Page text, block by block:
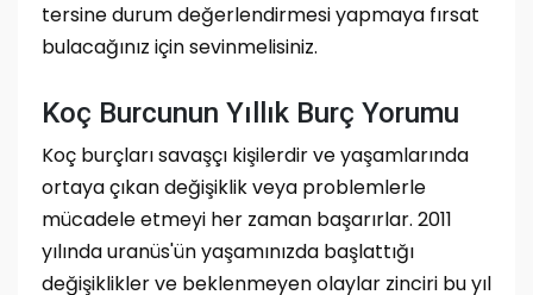
tersine durum değerlendirmesi yapmaya fırsat
bulacağınız için sevinmelisiniz.
Koç Burcunun Yıllık Burç Yorumu
Koç burçları savaşçı kişilerdir ve yaşamlarında
ortaya çıkan değişiklik veya problemlerle
mücadele etmeyi her zaman başarırlar. 2011
yılında uranüs'ün yaşamınızda başlattığı
değişiklikler ve beklenmeyen olaylar zinciri bu yıl